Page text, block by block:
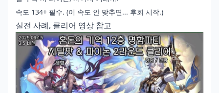
속도 134+ 필수. (이 속도 안 맞추면... 후회 시작.)
실전 사례, 클리어 영상 참고